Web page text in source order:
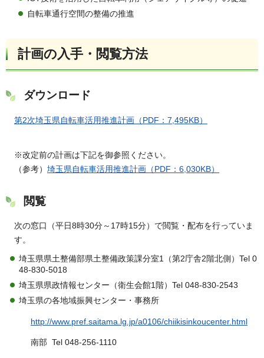
自転車通行空間の整備の推進
計画の入手・閲覧方法
ダウンロード
第2次埼玉県自転車活用推進計画（PDF：7,495KB）
※改定前の計画は下記を御参照ください。
（参考） 埼玉県自転車活用推進計画（PDF：6,030KB）
閲覧
次の窓口（平日8時30分～17時15分）で閲覧・配布を行っていま
す。
埼玉県県土整備部県土整備政策課分室1（第2庁舎2階北側）Tel 0
48-830-5018
埼玉県県政情報センター（衛生会館1階）Tel 048-830-2543
埼玉県の各地域振興センター・事務所
http://www.pref.saitama.lg.jp/a0106/chiikisinkoucenter.html
南部 Tel 048-256-1110